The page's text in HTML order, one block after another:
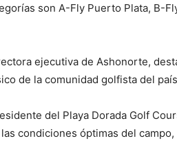
son A-Fly Puerto Plata, B-
ejecutiva de Ashonorte,
de la comunidad golfista del
del Playa Dorada Golf
condiciones óptimas del